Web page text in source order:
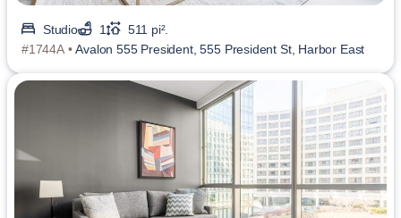
Studio 1
511 pi².
#1744A •Avalon 555 President, 555 President St, Harbor East